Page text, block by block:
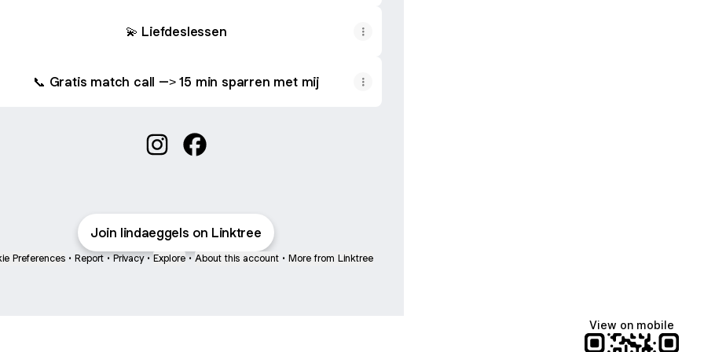
💫 Liefdeslessen
📞 Gratis match call –> 15 min sparren met mij
Join lindaeggels on Linktree
Preferences • Report • Privacy • Explore • About this account • More from Linktree
View on mobile